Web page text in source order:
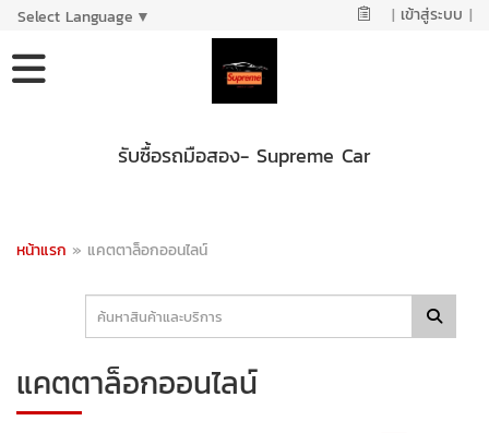
Select Language ▼ | เข้าสู่ระบบ |
รับซื้อรถมือสอง- Supreme Car
หน้าแรก » แคตตาล็อกออนไลน์
แคตตาล็อกออนไลน์